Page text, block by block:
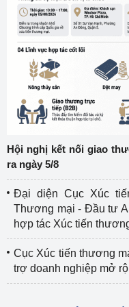
Hội nghị kết nối giao
ra ngày 5/8
Đại diện Cục Xúc
Thương mại - Đầu tư
hợp tác Xúc tiến
Cục Xúc tiến thương
trợ doanh nghiệp mở